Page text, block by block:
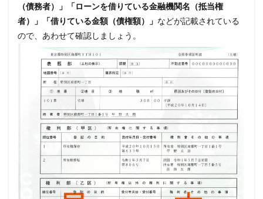
（債務者）」「ローンを借りている金融機関名（抵当権
者）」「借りている金額（債権額）」 などが記載されている
ので、あわせて確認しましょう。